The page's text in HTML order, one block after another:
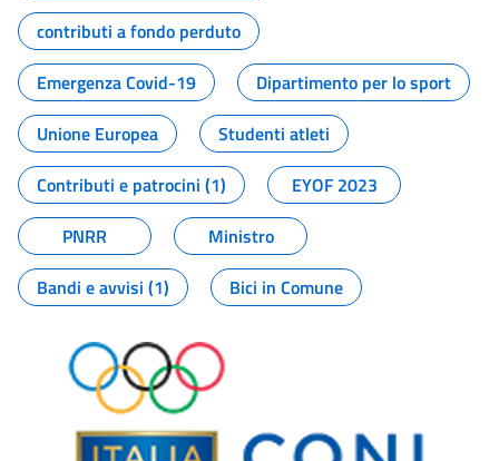
contributi a fondo perduto
Emergenza Covid-19
Dipartimento per lo sport
Unione Europea
Studenti atleti
Contributi e patrocini (1)
EYOF 2023
PNRR
Ministro
Bandi e avvisi (1)
Bici in Comune